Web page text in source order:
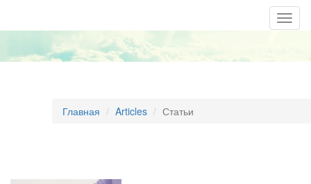
Главная Articles Статьи